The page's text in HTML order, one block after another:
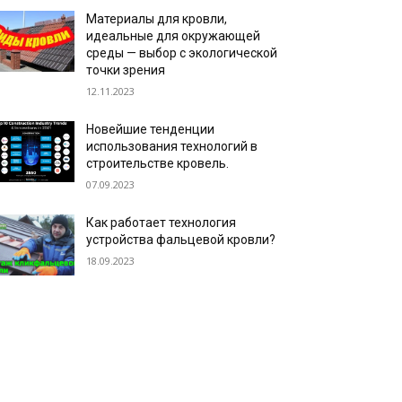
Материалы для кровли,
идеальные для окружающей
среды — выбор с экологической
точки зрения
12.11.2023
Новейшие тенденции
использования технологий в
строительстве кровель.
07.09.2023
Как работает технология
устройства фальцевой кровли?
18.09.2023